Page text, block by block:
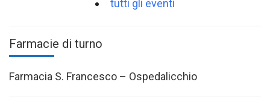
tutti gli eventi
Farmacie di turno
Farmacia S. Francesco – Ospedalicchio